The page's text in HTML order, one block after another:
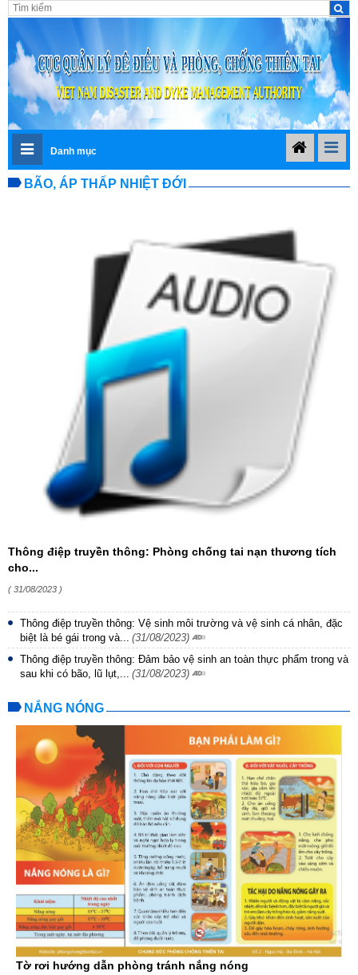
Danh mục
BÃO, ÁP THẤP NHIỆT ĐỚI
Thông điệp truyền thông: Phòng chống tai nạn thương tích
cho...
( 31/08/2023 )
Thông điệp truyền thông: Vệ sinh môi trường và vệ sinh cá nhân, đặc
biệt là bé gái trong và... (31/08/2023)
Thông điệp truyền thông: Đảm bảo vệ sinh an toàn thực phẩm trong và
sau khi có bão, lũ lụt,... (31/08/2023)
NẮNG NÓNG
Tờ rơi hướng dẫn phòng tránh nắng nóng